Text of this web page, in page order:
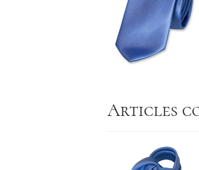
Articles